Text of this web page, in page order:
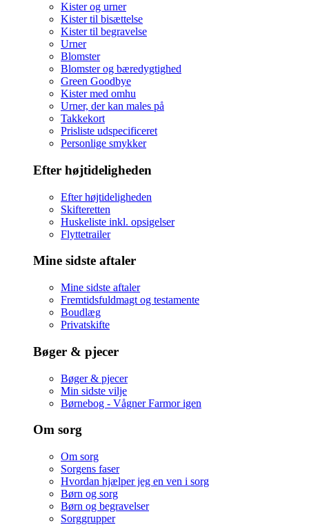
Kister og urner
Kister til bisættelse
Kister til begravelse
Urner
Blomster
Blomster og bæredygtighed
Green Goodbye
Kister med omhu
Urner, der kan males på
Takkekort
Prisliste udspecificeret
Personlige smykker
Efter højtideligheden
Efter højtideligheden
Skifteretten
Huskeliste inkl. opsigelser
Flyttetrailer
Mine sidste aftaler
Mine sidste aftaler
Fremtidsfuldmagt og testamente
Boudlæg
Privatskifte
Bøger & pjecer
Bøger & pjecer
Min sidste vilje
Børnebog - Vågner Farmor igen
Om sorg
Om sorg
Sorgens faser
Hvordan hjælper jeg en ven i sorg
Børn og sorg
Børn og begravelser
Sorggrupper